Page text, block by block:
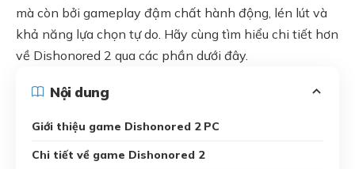
mà còn bởi gameplay đậm chất hành động, lén lút và
khả năng lựa chọn tự do. Hãy cùng tìm hiểu chi tiết hơn
về Dishonored 2 qua các phần dưới đây.
Nội dung
Giới thiệu game Dishonored 2 PC
Chi tiết về game Dishonored 2